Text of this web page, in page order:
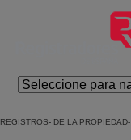
Skip to Main Content
REGISTROS DE LA PROPIEDAD